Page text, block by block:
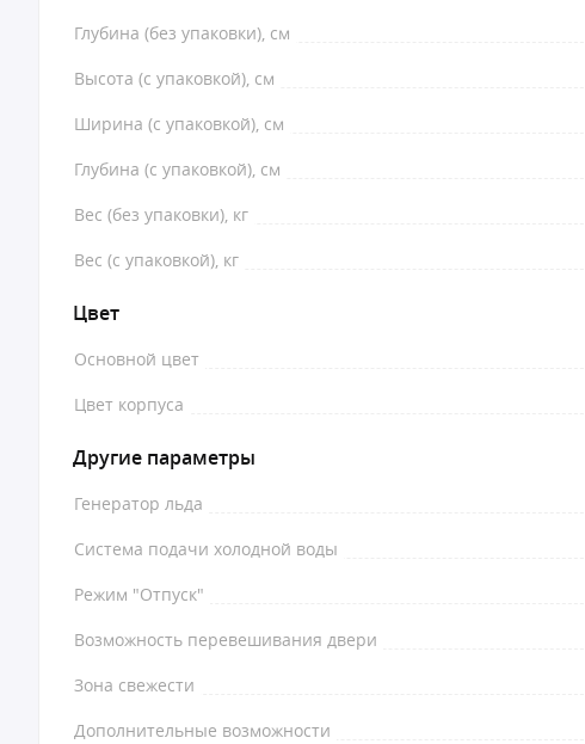
Глубина (без упаковки), см
Высота (с упаковкой), см
Ширина (с упаковкой), см
Глубина (с упаковкой), см
Вес (без упаковки), кг
Вес (с упаковкой), кг
Цвет
Основной цвет
Цвет корпуса
Другие параметры
Генератор льда
Система подачи холодной воды
Режим "Отпуск"
Возможность перевешивания двери
Зона свежести
Дополнительные возможности